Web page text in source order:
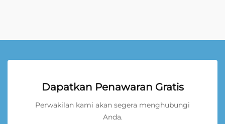
Dapatkan Penawaran Gratis
Perwakilan kami akan segera menghubungi
Anda.